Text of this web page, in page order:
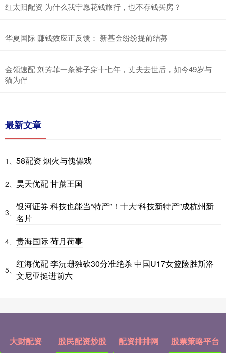
红太阳配资 为什么我宁愿花钱旅行，也不存钱买房？
华夏国际 赚钱效应正反馈： 新基金纷纷提前结募
金领速配 刘芳菲一条裤子穿十七年，丈夫去世后，如今49岁与
猫为伴
最新文章
1、 58配资 烟火与傀儡戏
2、 昊天优配 甘蔗王国
3、
银河证券 科技也能当“特产”！十大“科技新特产”成杭州新
名片
4、 贵海国际 荷月荷事
5、
红海优配 李沅珊独砍30分准绝杀 中国U17女篮险胜斯洛
文尼亚挺进前六
大财配资 股民配资炒股 配资排排网 股票策略平台